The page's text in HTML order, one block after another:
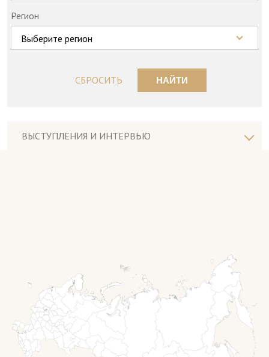
Регион
Выберите регион
СБРОСИТЬ НАЙТИ
ВЫСТУПЛЕНИЯ И ИНТЕРВЬЮ